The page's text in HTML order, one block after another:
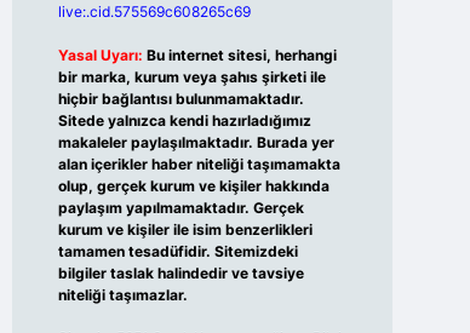
live:.cid.575569c608265c69
Yasal Uyarı: Bu internet sitesi, herhangi
bir marka, kurum veya şahıs şirketi ile
hiçbir bağlantısı bulunmamaktadır.
Sitede yalnızca kendi hazırladığımız
makaleler paylaşılmaktadır. Burada yer
alan içerikler haber niteliği taşımamakta
olup, gerçek kurum ve kişiler hakkında
paylaşım yapılmamaktadır. Gerçek
kurum ve kişiler ile isim benzerlikleri
tamamen tesadüfidir. Sitemizdeki
bilgiler taslak halindedir ve tavsiye
niteliği taşımazlar.